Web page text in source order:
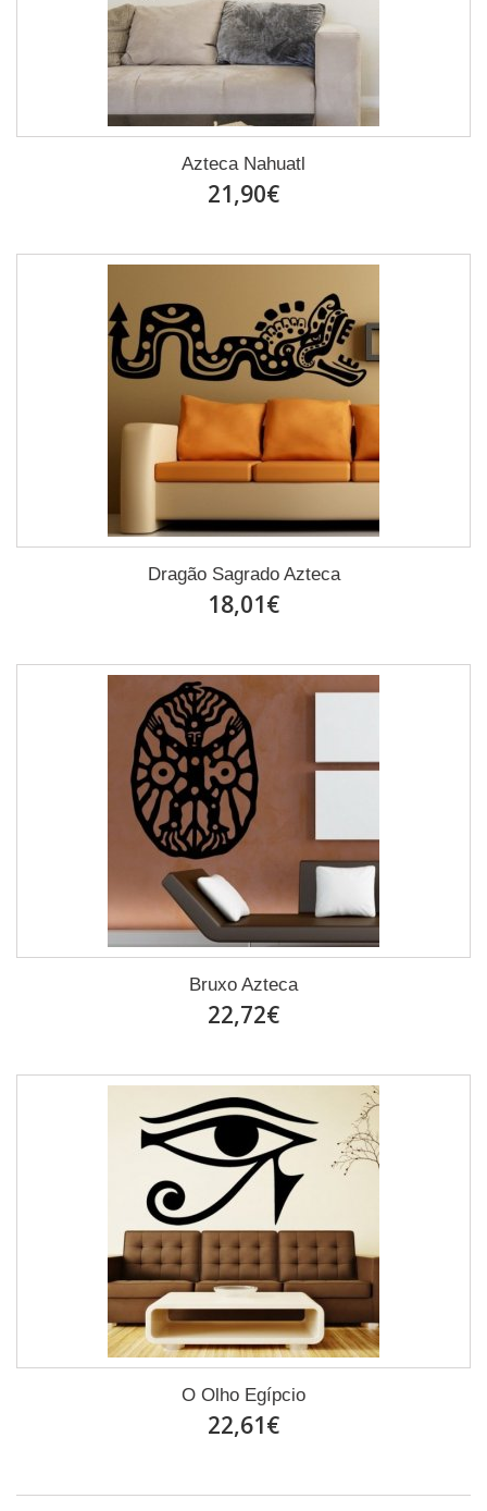
Azteca Nahuatl
21,90€
Dragão Sagrado Azteca
18,01€
Bruxo Azteca
22,72€
O Olho Egípcio
22,61€